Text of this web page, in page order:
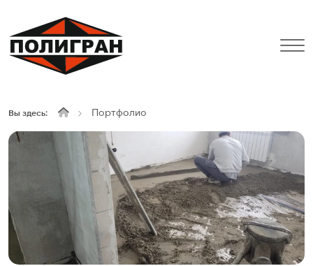
Вы здесь: Портфолио